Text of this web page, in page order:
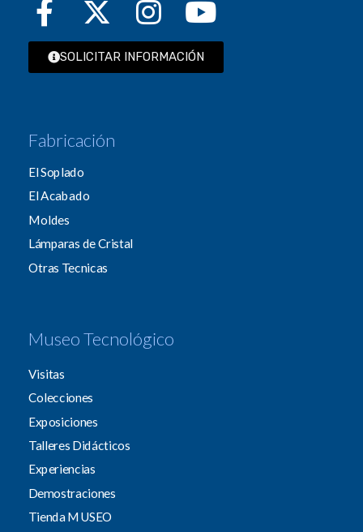
SOLICITAR INFORMACIÓN
Fabricación
El Soplado
El Acabado
Moldes
Lámparas de Cristal
Otras Tecnicas
Museo Tecnológico
Visitas
Colecciones
Exposiciones
Talleres Didácticos
Experiencias
Demostraciones
Tienda MUSEO